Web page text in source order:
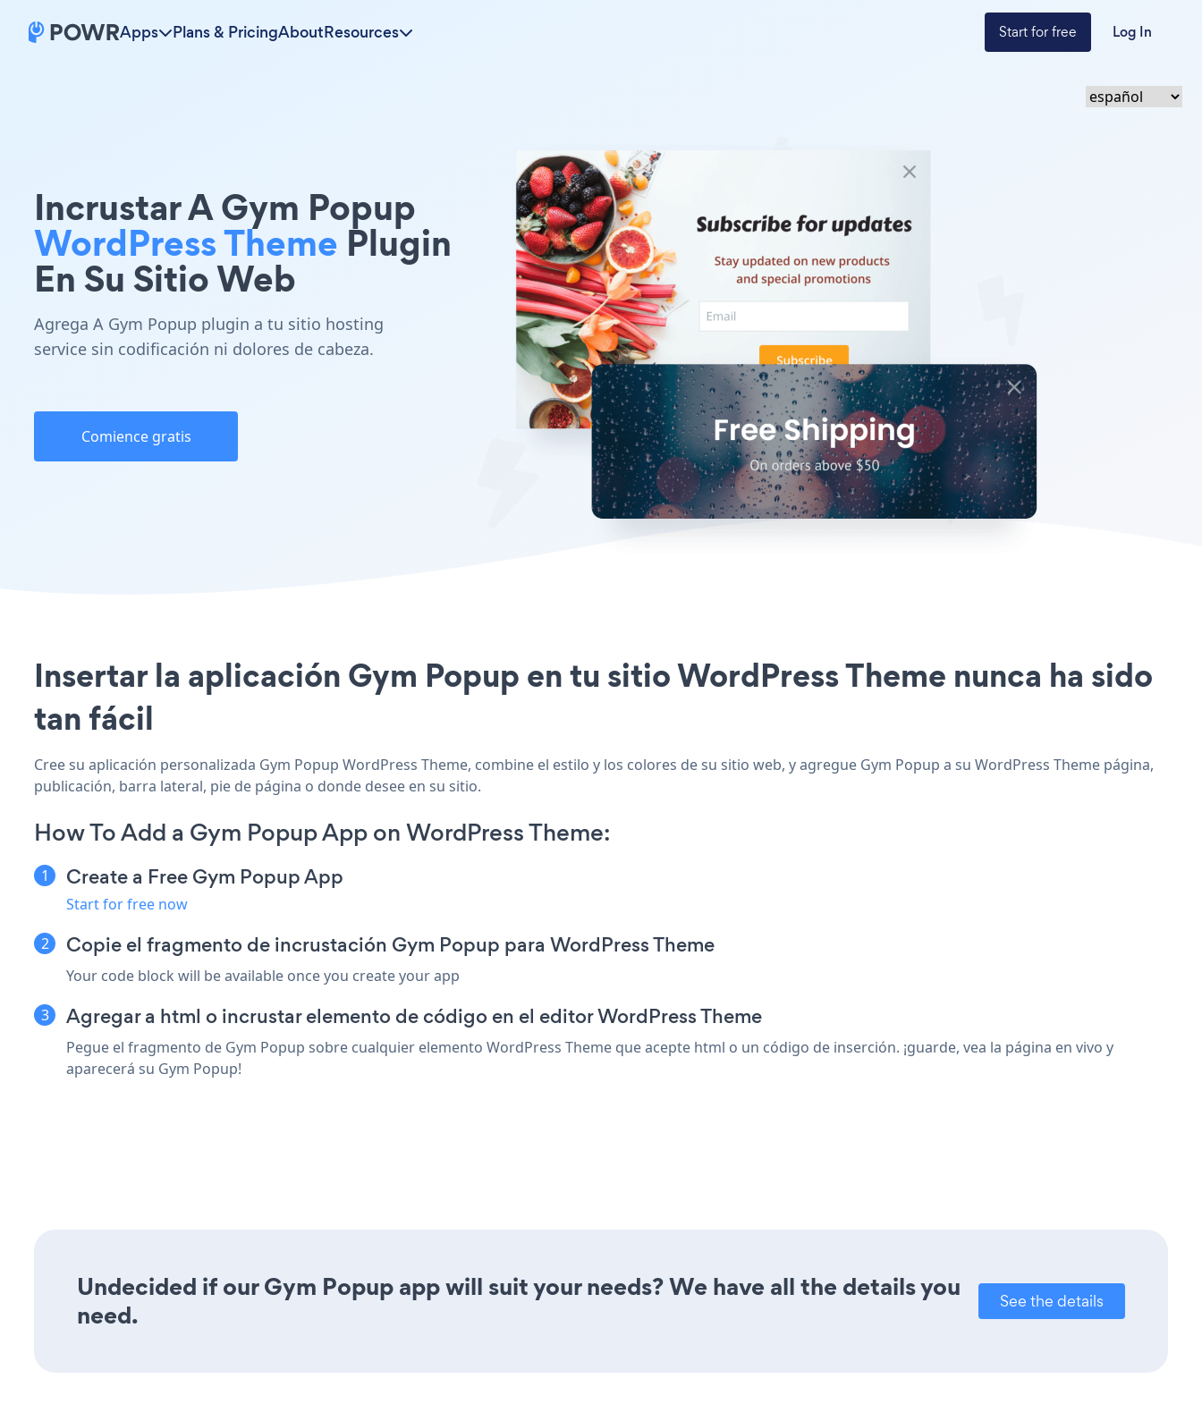
Apps Plans & PricingAboutResources Start for free Log In
Incrustar A Gym Popup
WordPress Theme Plugin
En Su Sitio Web
Agrega A Gym Popup plugin a tu sitio hosting
service sin codificación ni dolores de cabeza.
Comience gratis
Insertar la aplicación Gym Popup en tu sitio WordPress Theme nunca ha sido
tan fácil
Cree su aplicación personalizada Gym Popup WordPress Theme, combine el estilo y los colores de su sitio web, y agregue Gym Popup a su WordPress Theme página,
publicación, barra lateral, pie de página o donde desee en su sitio.
How To Add a Gym Popup App on WordPress Theme:
Create a Free Gym Popup App
Start for free now
Copie el fragmento de incrustación Gym Popup para WordPress Theme
Your code block will be available once you create your app
Agregar a html o incrustar elemento de código en el editor WordPress Theme
Pegue el fragmento de Gym Popup sobre cualquier elemento WordPress Theme que acepte html o un código de inserción. ¡guarde, vea la página en vivo y
aparecerá su Gym Popup!
Undecided if our Gym Popup app will suit your needs? We have all the details you
need.
See the details